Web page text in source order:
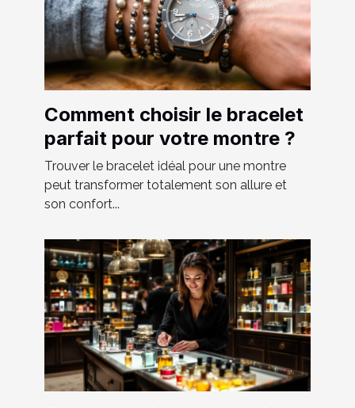
Comment choisir le bracelet
parfait pour votre montre ?
Trouver le bracelet idéal pour une montre
peut transformer totalement son allure et
son confort...